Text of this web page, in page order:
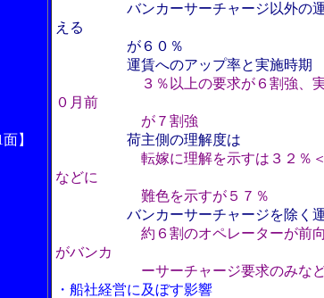
】
バンカーサーチャージ以外の
える
が６０％
運賃へのアップ率と実施時期
３％以上の要求が６割強、
０月前
が７割強
荷主側の理解度は
転嫁に理解を示すは３２％
などに
難色を示すが５７％
バンカーサーチャージを除く
約６割のオペレーターが前
がバンカ
ーサーチャージ要求のみな
・船社経営に及ぼす影響